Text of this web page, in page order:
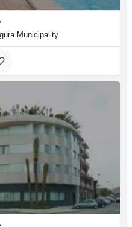
Municipality